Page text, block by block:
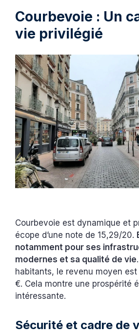
Courbevoie : Un
vie privilégié
Courbevoie est dynamique et
écope d’une note de 15,29/20.
notamment pour ses
modernes et sa qualité de vie
habitants, le revenu moyen
€. Cela montre une prospérité
intéressante.
Sécurité et cadre de